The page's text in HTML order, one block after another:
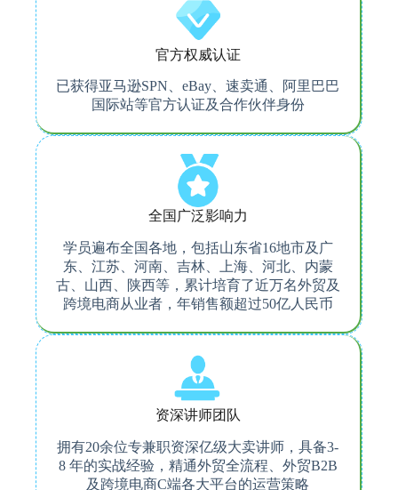
官方权威认证
已获得亚马逊SPN、eBay、速卖通、阿里巴巴
国际站等官方认证及合作伙伴身份
全国广泛影响力
学员遍布全国各地，包括山东省16地市及广
东、江苏、河南、吉林、上海、河北、内蒙
古、山西、陕西等，累计培育了近万名外贸及
跨境电商从业者，年销售额超过50亿人民币
资深讲师团队
拥有20余位专兼职资深亿级大卖讲师，具备3-
8 年的实战经验，精通外贸全流程、外贸B2B
及跨境电商C端各大平台的运营策略